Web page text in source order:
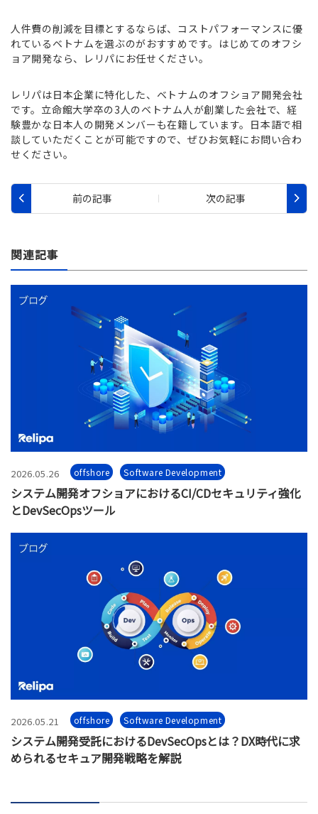
人件費の削減を目標とするならば、コストパフォーマンスに優
れているベトナムを選ぶのがおすすめです。はじめてのオフシ
ョア開発なら、レリパにお任せください。
レリパは日本企業に特化した、ベトナムのオフショア開発会社
です。立命館大学卒の3人のベトナム人が創業した会社で、経
験豊かな日本人の開発メンバーも在籍しています。日本語で相
談していただくことが可能ですので、ぜひお気軽にお問い合わ
せください。
関連記事
2026.05.26 offshore Software Development
システム開発オフショアにおけるCI/CDセキュリティ強化
とDevSecOpsツール
2026.05.21 offshore Software Development
システム開発受託におけるDevSecOpsとは？DX時代に求
められるセキュア開発戦略を解説